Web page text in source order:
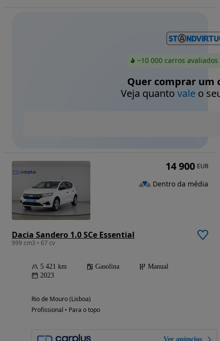
~10 000 carros
Quer comprar um
Veja quanto valeo
Dacia Sandero 1.0 SCe Essential
999 cm3 • 67 cv
5 421 km Gasolina
Manual
2023
Rio de Mouro (Lisboa)
Profissional • Para o topo
Ver anúncios
14 900 EUR
Dentro da média